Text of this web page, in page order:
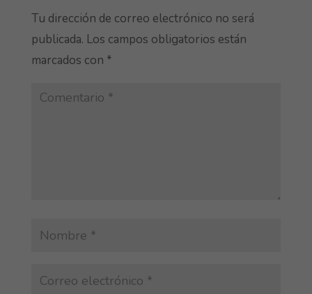
Tu dirección de correo electrónico no será
publicada. Los campos obligatorios están
marcados con *